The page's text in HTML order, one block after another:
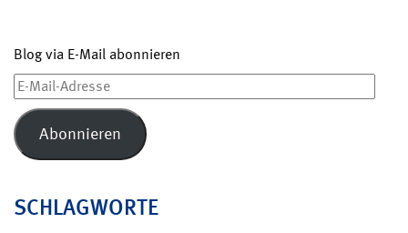
Blog via E-Mail abonnieren
E-
Mail-
Adresse
Abonnieren
SCHLAGWORTE